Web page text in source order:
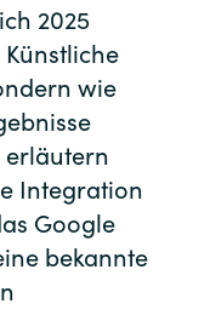
2025
wie
erläutern
Integration
Google
bekannte